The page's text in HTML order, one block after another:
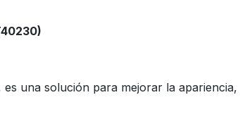
una solución para mejorar la